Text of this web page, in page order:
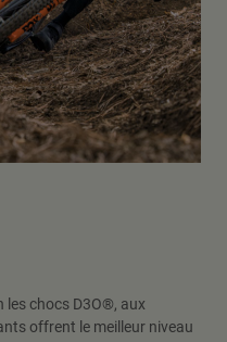
les chocs D3O®, aux
offrent le meilleur niveau